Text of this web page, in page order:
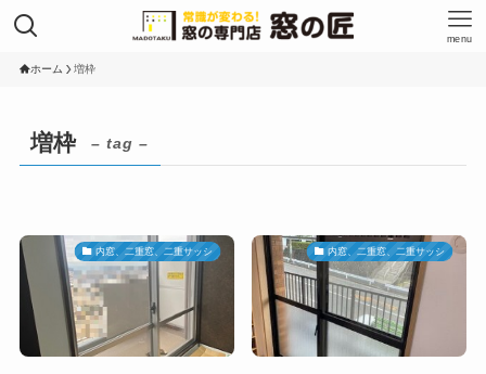
menu
ホーム 増枠
増枠 – tag –
内窓、二重窓、二重サッシ 内窓、二重窓、二重サッシ